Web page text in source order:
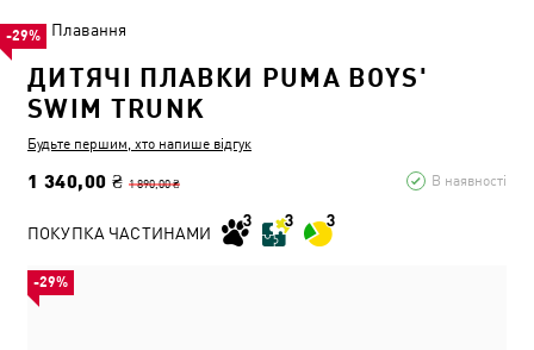
Плавання
ДИТЯЧІ ПЛАВКИ PUMA BOYS'
SWIM TRUNK
Будьте першим, хто напише відгук
1 340,00 ₴ 1 890,00 ₴ В наявності
-29%
ПОКУПКА ЧАСТИНАМИ
-29%